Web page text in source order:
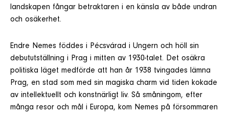
landskapen fångar betraktaren i en känsla av både undran
och osäkerhet.
Endre Nemes föddes i Pécsvárad i Ungern och höll sin
debututställning i Prag i mitten av 1930-talet. Det osäkra
politiska läget medförde att han år 1938 tvingades lämna
Prag, en stad som med sin magiska charm vid tiden kokade
av intellektuellt och konstnärligt liv. Så småningom, efter
många resor och mål i Europa, kom Nemes på försommaren